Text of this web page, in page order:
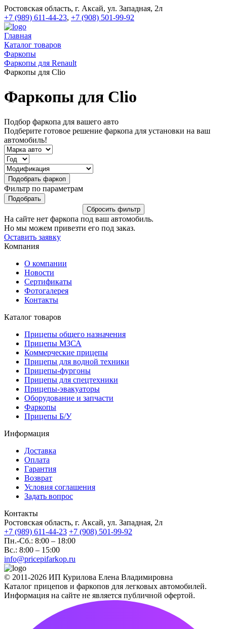
Ростовская область, г. Аксай, ул. Западная, 2л
+7 (989) 611-44-23, +7 (908) 501-99-92
Главная
Каталог товаров
Фаркопы
Фаркопы для Renault
Фаркопы для Clio
Фаркопы для Clio
Подбор фаркопа для вашего авто
Подберите готовое решение фаркопа для установки на ваш
автомобиль!
Фильтр по параметрам
На сайте нет фаркопа под ваш автомобиль.
Но мы можем привезти его под заказ.
Оставить заявку
Компания
О компании
Новости
Сертификаты
Фотогалерея
Контакты
Каталог товаров
Прицепы общего назначения
Прицепы МЗСА
Коммерческие прицепы
Прицепы для водной техники
Прицепы-фургоны
Прицепы для спецтехники
Прицепы-эвакуаторы
Оборудование и запчасти
Фаркопы
Прицепы Б/У
Информация
Доставка
Оплата
Гарантия
Возврат
Условия соглашения
Задать вопрос
Контакты
Ростовская область, г. Аксай, ул. Западная, 2л
+7 (989) 611-44-23 +7 (908) 501-99-92
Пн.-Сб.: 8:00 – 18:00
Вс.: 8:00 – 15:00
info@pricepifarkop.ru
© 2011-2026 ИП Курилова Елена Владимировна
Каталог прицепов и фаркопов для легковых автомобилей.
Информация на сайте не является публичной офертой.